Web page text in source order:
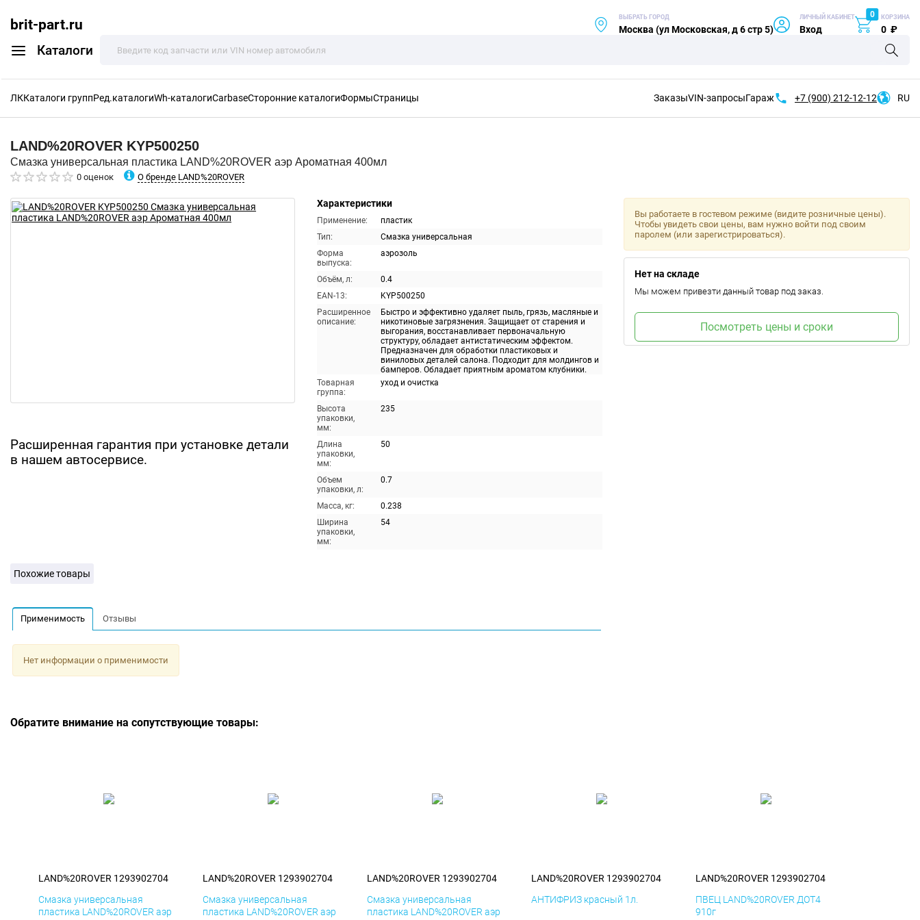
brit-part.ru
Каталоги
ВЫБРАТЬ ГОРОД
Москва (ул Московская, д 6 стр 5)
ЛИЧНЫЙ КАБИНЕТ
Вход
0 КОРЗИНА
0 ₽
ЛККаталоги группРед.каталогиWh-каталогиCarbaseСторонние каталогиФормыСтраницы ЗаказыVIN-запросыГараж +7 (900) 212-12-12 RU
LAND%20ROVER KYP500250
Смазка универсальная пластика LAND%20ROVER аэр Ароматная 400мл
0 оценок О бренде LAND%20ROVER
Расширенная гарантия при установке детали
в нашем автосервисе.
Характеристики
Применение:
пластик
Тип:
Смазка универсальная
Форма
выпуска:
аэрозоль
Объём, л:
0.4
EAN-13:
KYP500250
Расширенное
описание:
Быстро и эффективно удаляет пыль, грязь, масляные и
никотиновые загрязнения. Защищает от старения и
выгорания, восстанавливает первоначальную
структуру, обладает антистатическим эффектом.
Предназначен для обработки пластиковых и
виниловых деталей салона. Подходит для молдингов и
бамперов. Обладает приятным ароматом клубники.
Товарная
группа:
уход и очистка
Высота
упаковки,
мм:
235
Длина
упаковки,
мм:
50
Объем
упаковки, л:
0.7
Масса, кг:
0.238
Ширина
упаковки,
мм:
54
Вы работаете в гостевом режиме (видите розничные цены).
Чтобы увидеть свои цены, вам нужно войти под своим
паролем (или зарегистрироваться).
Нет на складе
Мы можем привезти данный товар под заказ.
Посмотреть цены и сроки
Похожие товары
Применимость Отзывы
Нет информации о применимости
Обратите внимание на сопутствующие товары:
LAND%20ROVER 1293902704
Смазка универсальная
пластика LAND%20ROVER аэр
LAND%20ROVER 1293902704
Смазка универсальная
пластика LAND%20ROVER аэр
LAND%20ROVER 1293902704
Смазка универсальная
пластика LAND%20ROVER аэр
LAND%20ROVER 1293902704
АНТИФРИЗ красный 1л.
LAND%20ROVER 1293902704
ПВЕЦ LAND%20ROVER ДОТ4
910г